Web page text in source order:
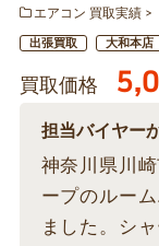
エアコン 買取実績
出張買取 大和本店
買取価格
担当バイヤー
神奈川県川
ープのルー
ました。シ